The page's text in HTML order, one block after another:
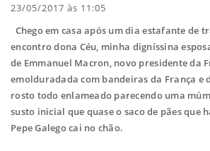
23/05/2017 às 11:05
​Chego em casa após um dia estafante de
encontro dona Céu, minha digníssina
de Emmanuel Macron, novo presidente da
emolduradada com bandeiras da França e
rosto todo enlameado parecendo uma
susto inicial que quase o saco de pães que
Pepe Galego cai no chão.